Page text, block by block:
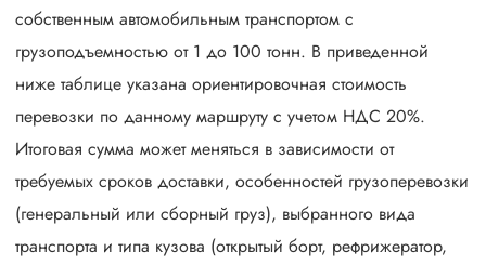
собственным автомобильным транспортом с
грузоподъемностью от 1 до 100 тонн. В приведенной
ниже таблице указана ориентировочная стоимость
перевозки по данному маршруту с учетом НДС 20%.
Итоговая сумма может меняться в зависимости от
требуемых сроков доставки, особенностей грузоперевозки
(генеральный или сборный груз), выбранного вида
транспорта и типа кузова (открытый борт, рефрижератор,